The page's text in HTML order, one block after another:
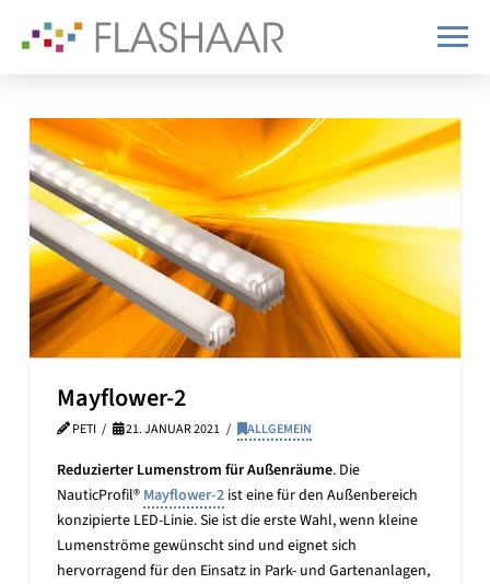
Mayflower-2
PETI 21. JANUAR 2021 ALLGEMEIN
Reduzierter Lumenstrom für Außenräume. Die
NauticProfil® Mayflower-2ist eine für den Außenbereich
konzipierte LED-Linie. Sie ist die erste Wahl, wenn kleine
Lumenströme gewünscht sind und eignet sich
hervorragend für den Einsatz in Park- und Gartenanlagen,